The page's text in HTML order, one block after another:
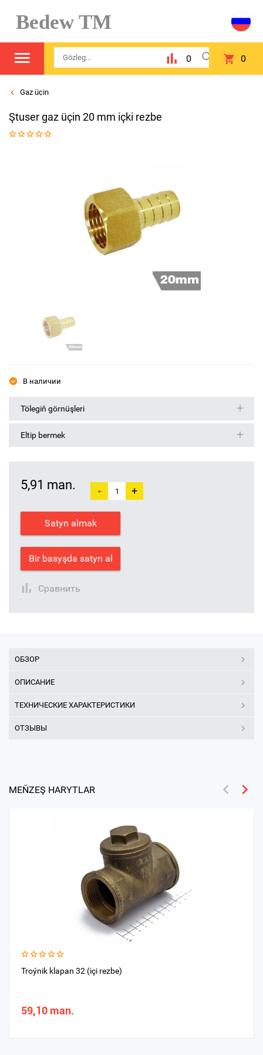
Bedew TM
0 0
Gaz üçin
Ştuser gaz üçin 20 mm içki rezbe
В наличии
Tölegiň görnüşleri
Eltip bermek
5,91 man. - +
Satyn almak
Bir basyşda satyn al
Сравнить
ОБЗОР
ОПИСАНИЕ
ТЕХНИЧЕСКИЕ ХАРАКТЕРИСТИКИ
ОТЗЫВЫ
MEŇZEŞ HARYTLAR
Troýnik klapan 32 (içi rezbe)
59,10 man.